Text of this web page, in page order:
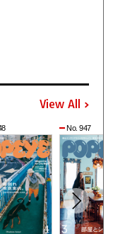
View All
No. 947